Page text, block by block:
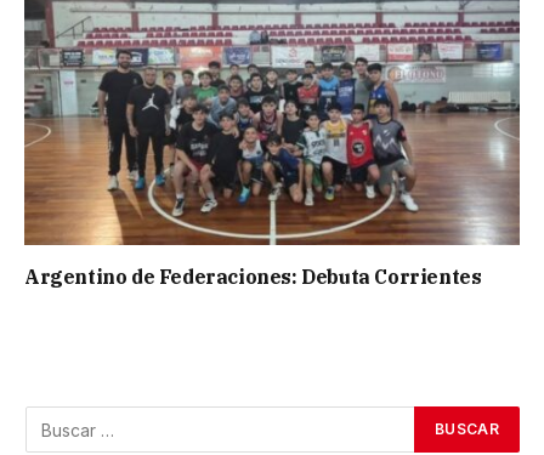
Argentino de Federaciones: Debuta Corrientes